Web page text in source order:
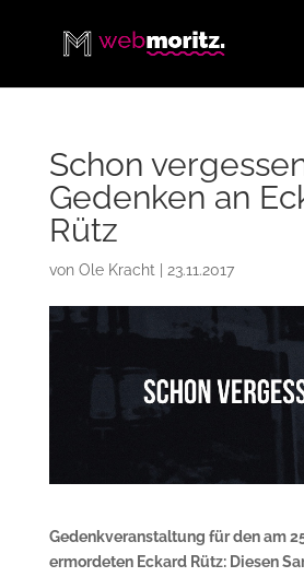
Schon
Gedenken an
Rütz
von Ole Kracht 23.11.2017
Gedenkveranstaltung für den am
ermordeten Eckard Rütz: Diesen